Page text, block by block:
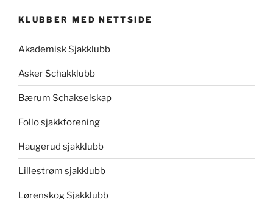
KLUBBER MED NETTSIDE
Akademisk Sjakklubb
Asker Schakklubb
Bærum Schakselskap
Follo sjakkforening
Haugerud sjakklubb
Lillestrøm sjakklubb
Lørenskog Sjakklubb